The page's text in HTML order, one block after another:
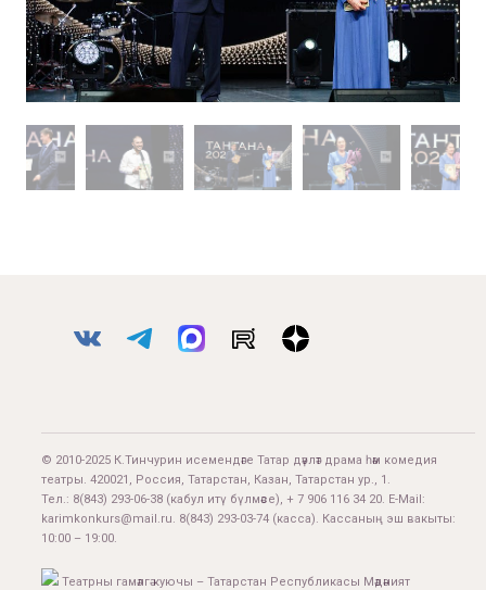
© 2010-2025 К.Тинчурин исемендәге Татар дәүләт драма һәм комедия
театры. 420021, Россия, Татарстан, Казан, Татарстан ур., 1.
Тел.: 8(843) 293-06-38 (кабул итү бүлмәсе), + 7 906 116 34 20. E-Mail:
karimkonkurs@mail.ru. 8(843) 293-03-74 (касса). Кассаның эш вакыты:
10:00 – 19:00.
Театрны гамәлгә куючы – Татарстан Республикасы Мәдәният